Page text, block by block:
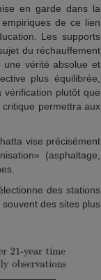
en garde dans la
de ce lien
Les supports
du réchauffement
une vérité absolue et
plus équilibrée,
vérification plutôt que
permettra aux
vise précisément
(asphaltage,
des stations
des sites plus